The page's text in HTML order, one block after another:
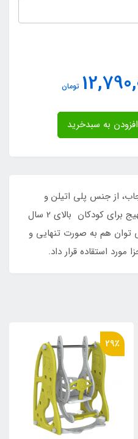
تومان
کودک 3 پله سنجاب، از جنس پلی اتیلن و
بسیار مقاوم بوده و سرگرمی مهیج برای کودکان بالای 2 سال
توان هم به صورت تنهایی و
استقاده قرار داد.
29٪